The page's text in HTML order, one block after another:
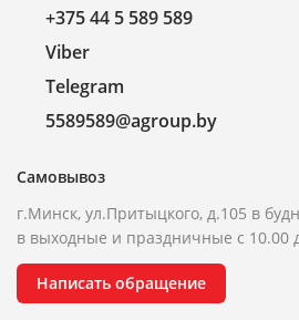
+375 44 5 589 589
Viber
Telegram
5589589@agroup.by
Самовывоз
г.Минск, ул.Притыцкого, д.105 в
в выходные и праздничные с 10.00
Написать обращение